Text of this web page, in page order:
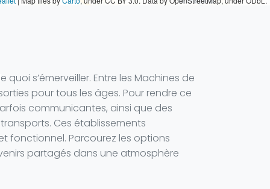
s’émerveiller. Entre les Machines de
pour tous les âges. Pour rendre ce
communicantes, ainsi que des
Ces établissements
fonctionnel. Parcourez les options
partagés dans une atmosphère